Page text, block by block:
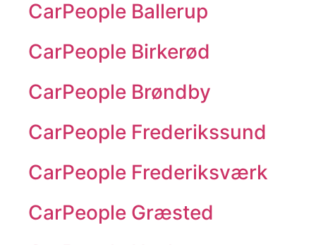
CarPeople Ballerup
CarPeople Birkerød
CarPeople Brøndby
CarPeople Frederikssund
CarPeople Frederiksværk
CarPeople Græsted